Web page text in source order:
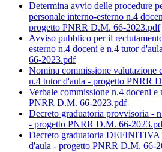
Determina avvio delle procedure
personale interno-esterno n.4
progetto PNRR D.M. 66-2023.pdf
Avviso pubblico per il
esterno n.4 doceni e n.4 tutor
66-2023.pdf
Nomina commissione valutazione
n.4 tutor d'aula - progetto PNRR
Verbale commissione n.4 doceni
PNRR D.M. 66-2023.pdf
Decreto graduatoria provvisoria -
- progetto PNRR D.M. 66-
Decreto graduatoria DEFINITIVA
d'aula - progetto PNRR D.M. 66-